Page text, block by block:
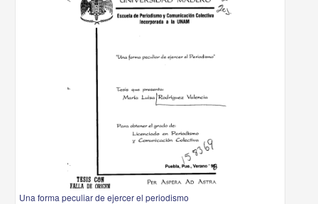
Una forma peculiar de ejercer el periodismo